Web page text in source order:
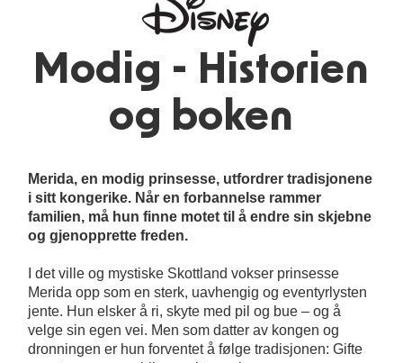
Modig - Historien
og boken
Merida, en modig prinsesse, utfordrer tradisjonene
i sitt kongerike. Når en forbannelse rammer
familien, må hun finne motet til å endre sin skjebne
og gjenopprette freden.
I det ville og mystiske Skottland vokser prinsesse
Merida opp som en sterk, uavhengig og eventyrlysten
jente. Hun elsker å ri, skyte med pil og bue – og å
velge sin egen vei. Men som datter av kongen og
dronningen er hun forventet å følge tradisjonen: Gifte